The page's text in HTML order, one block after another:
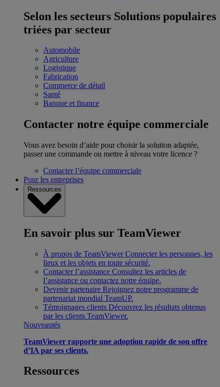
Selon les secteurs Solutions populaires
triées par secteur
Automobile
Agriculture
Logistique
Fabrication
Commerce de détail
Santé
Banque et finance
Contacter notre équipe commerciale
Vous avez besoin d’aide pour choisir la solution adaptée,
passer une commande ou mettre à niveau votre licence ?
Contacter l’équipe commerciale
Pour les entreprises
Ressources
En savoir plus sur TeamViewer
À propos de TeamViewer Connecter les personnes, les
lieux et les objets en toute sécurité.
Contacter l’assistance Consultez les articles de
l’assistance ou contactez notre équipe.
Devenir partenaire Rejoignez notre programme de
partenariat mondial TeamUP.
Témoignages clients Découvrez les résultats obtenus
par les clients TeamViewer.
Nouveautés
TeamViewer rapporte une adoption rapide de son offre
d’IA par ses clients.
Ressources